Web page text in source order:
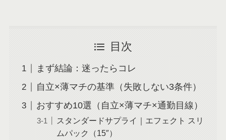
目次
まず結論：迷ったらコレ
自立×薄マチの基準（失敗しない3条件）
おすすめ10選（自立×薄マチ×通勤目線）
スタンダードサプライ｜エフェクト スリ
ムパック（15″）